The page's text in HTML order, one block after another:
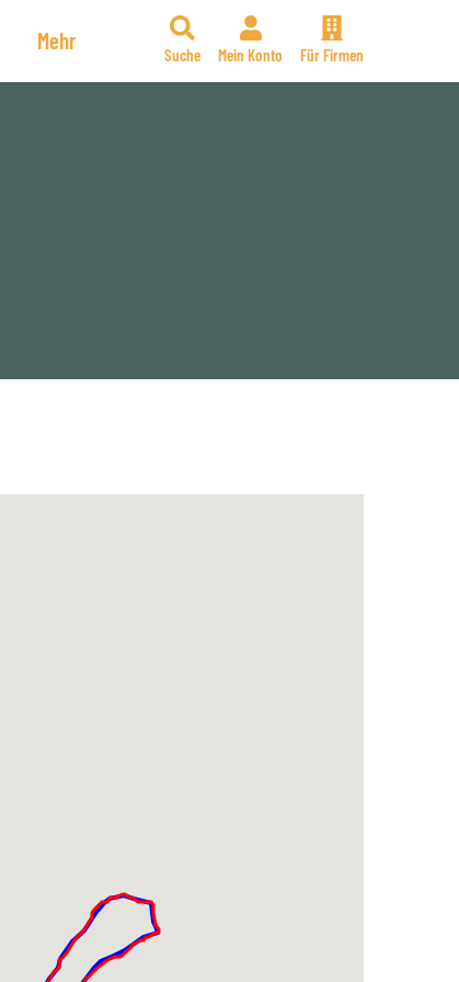
Mehr
Suche Mein Konto Für Firmen